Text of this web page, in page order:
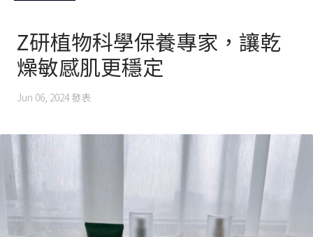
Z研植物科學保養專家，讓乾
燥敏感肌更穩定
Jun 06, 2024發表